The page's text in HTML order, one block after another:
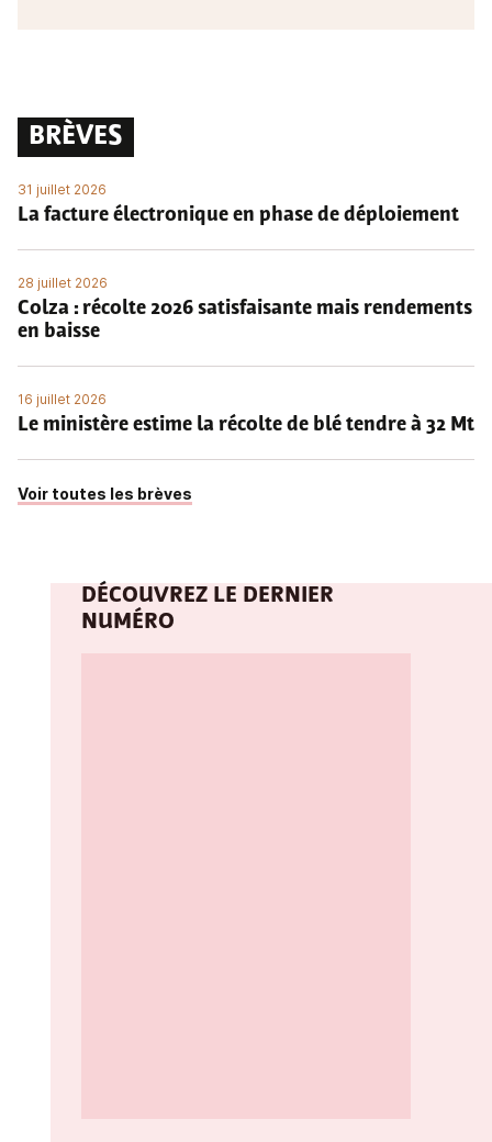
BRÈVES
31 juillet 2026
La facture électronique en phase de déploiement
28 juillet 2026
Colza : récolte 2026 satisfaisante mais rendements
en baisse
16 juillet 2026
Le ministère estime la récolte de blé tendre à 32 Mt
Voir toutes les brèves
DÉCOUVREZ LE DERNIER
NUMÉRO